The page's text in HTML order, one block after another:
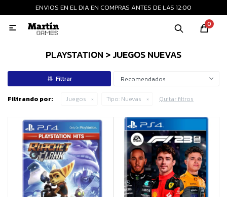
ENVIOS EN EL DIA EN COMPRAS ANTES DE LAS 12:00
0

PLAYSTATION > JUEGOS NUEVAS
Recomendados
Filtrando por: Juegos Tipo: Nuevas Quitar filtros
MI CUENTA
Consolas nuevas
Consolas recertificadas
Juegos
Accesorios